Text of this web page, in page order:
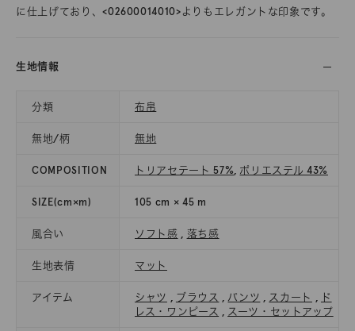
に仕上げており、<02600014010>よりもエレガントな印象です。
生地情報
分類 布帛
無地/柄 無地
COMPOSITION トリアセテート 57%, ポリエステル 43%
SIZE(cm×m) 105 cm × 45 m
風合い ソフト感 , 落ち感
生地表情 マット
アイテム シャツ , ブラウス , パンツ , スカート , ド
レス・ワンピース , スーツ・セットアップ